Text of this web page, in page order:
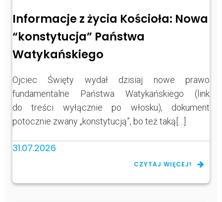
Informacje z życia Kościoła: Nowa
“konstytucja” Państwa
Watykańskiego
Ojciec Święty wydał dzisiaj nowe prawo
fundamentalne Państwa Watykańskiego (link
do treści wyłącznie po włosku), dokument
potocznie zwany „konstytucją”, bo też taką[…]
31.07.2026
CZYTAJ WIĘCEJ!